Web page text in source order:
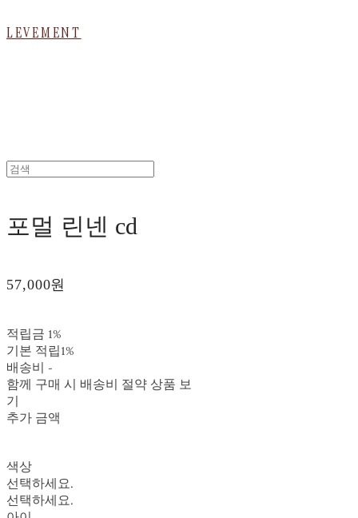
LEVEMENT
포멀 린넨 cd
57,000원
적립금 1%
기본 적립1%
배송비 -
함께 구매 시 배송비 절약 상품 보
기
추가 금액
색상
선택하세요.
선택하세요.